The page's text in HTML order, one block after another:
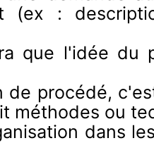
(ex :
que l'idée du
procédé,
méthodes ou
dans